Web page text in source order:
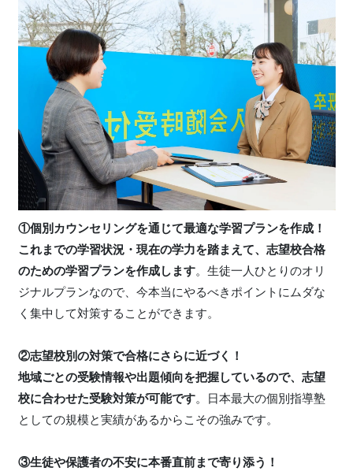
①個別カウンセリングを通じて最適な学習プランを作成！
これまでの学習状況・現在の学力を踏まえて、志望校合格
のための学習プランを作成します。生徒一人ひとりのオリ
ジナルプランなので、今本当にやるべきポイントにムダな
く集中して対策することができます。
②志望校別の対策で合格にさらに近づく！
地域ごとの受験情報や出題傾向を把握しているので、志望
校に合わせた受験対策が可能です。日本最大の個別指導塾
としての規模と実績があるからこその強みです。
③生徒や保護者の不安に本番直前まで寄り添う！